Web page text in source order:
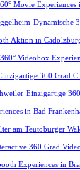
Movie Experiences
Dynamische
Aktion in
Videobox
360 Grad
Einzigartige
in Bad
am Teutoburger
360 Grad
Experiences in